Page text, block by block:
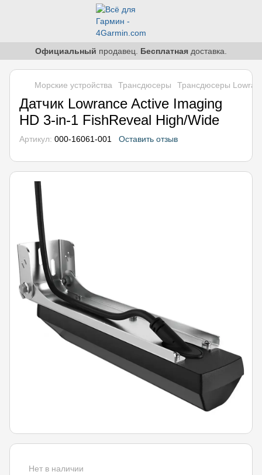
Официальный продавец. Бесплатная доставка.
Морские устройства Трансдюсеры Трансдюсеры
Датчик Lowrance Active Imaging
HD 3-in-1 FishReveal High/Wide
Артикул: 000-16061-001 Оставить отзыв
Нет в наличии